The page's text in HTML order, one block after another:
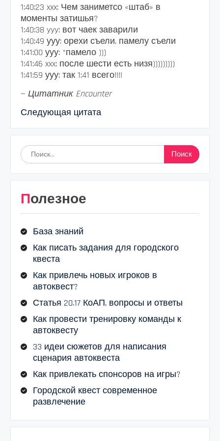
1:40:23 xxx: Чем заниметсо «штаб» в
моменты затишья?
1:40:38 yyy: вот чаек заварили
1:40:49 ууу: орехи съели, памелу съели
1:41:00 ууу: *памело )))
1:41:46 xxx: после шести есть низя)))))))))
1:41:59 ууу: так 1:41 всего!!!!
— Цитатник Encounter
Следующая цитата
Найти:
Полезное
База знаний
Как писать задания для городского
квеста
Как привлечь новых игроков в
автоквест?
Статья 20.17 КоАП, вопросы и ответы
Как провести тренировку команды к
автоквесту
33 идеи сюжетов для написания
сценария автоквеста
Как привлекать спонсоров на игры?
Городской квест современное
развлечение